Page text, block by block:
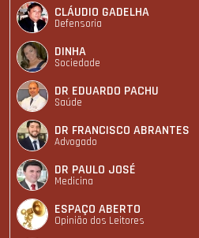
CLÁUDIO GADELHA
Defensoria
DINHA
Sociedade
DR EDUARDO PACHU
Saúde
DR FRANCISCO ABRANTES
Advogado
DR PAULO JOSÉ
Medicina
ESPAÇO ABERTO
Opinião dos Leitores